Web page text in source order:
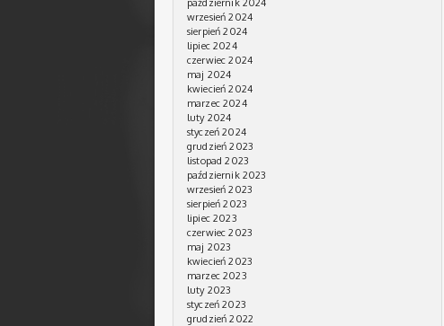
październik 2024
wrzesień 2024
sierpień 2024
lipiec 2024
czerwiec 2024
maj 2024
kwiecień 2024
marzec 2024
luty 2024
styczeń 2024
grudzień 2023
listopad 2023
październik 2023
wrzesień 2023
sierpień 2023
lipiec 2023
czerwiec 2023
maj 2023
kwiecień 2023
marzec 2023
luty 2023
styczeń 2023
grudzień 2022